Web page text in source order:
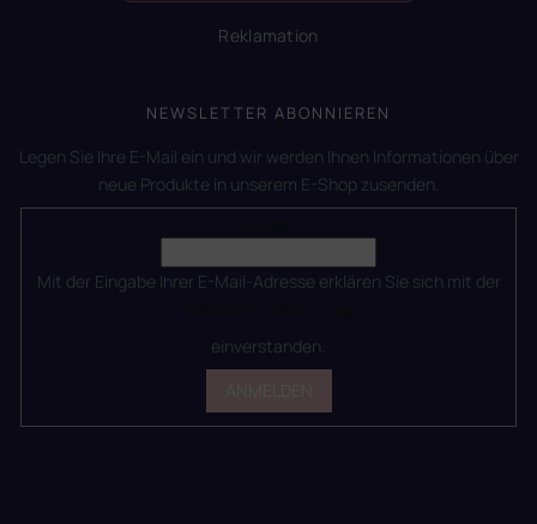
Reklamation
NEWSLETTER ABONNIEREN
Legen Sie Ihre E-Mail ein und wir werden Ihnen Informationen über
neue Produkte in unserem E-Shop zusenden.
Mit der Eingabe Ihrer E-Mail-Adresse erklären Sie sich mit der
einverstanden.